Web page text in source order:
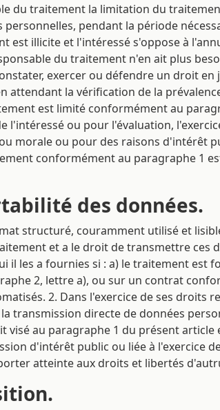
du traitement la limitation du
pendant la période
est illicite et l'intéressé s'oppose à
du traitement n'en ait plus
exercer ou défendre un droit
attendant la vérification de la
est limité conformément au
l'intéressé ou pour l'évaluation,
morale ou pour des raisons d'intérêt
conformément au paragraphe 1
des données.
structuré, couramment utilisé et
et a le droit de transmettre ces
il les a fournies si : a) le traitement est
2, lettre a), ou sur un contrat
2. Dans l'exercice de ses droits
transmission directe de données
visé au paragraphe 1 du présent
d'intérêt public ou liée à l'exercice
atteinte aux droits et libertés